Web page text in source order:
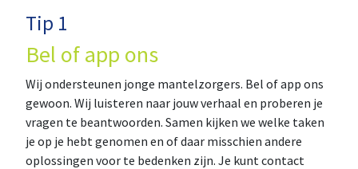
Tip 1
Bel of app ons
Wij ondersteunen jonge mantelzorgers. Bel of app ons
gewoon. Wij luisteren naar jouw verhaal en proberen je
vragen te beantwoorden. Samen kijken we welke taken
je op je hebt genomen en of daar misschien andere
oplossingen voor te bedenken zijn. Je kunt contact